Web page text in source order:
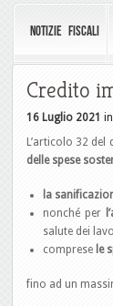
NOTIZIE FISCALI
Credito
16 Luglio 2021 in
L’articolo 32
delle spese
la
nonché per
salute dei
comprese le
fino ad un